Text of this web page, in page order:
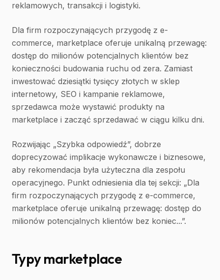
reklamowych, transakcji i logistyki.
Dla firm rozpoczynających przygodę z e-
commerce, marketplace oferuje unikalną przewagę:
dostęp do milionów potencjalnych klientów bez
konieczności budowania ruchu od zera. Zamiast
inwestować dziesiątki tysięcy złotych w sklep
internetowy, SEO i kampanie reklamowe,
sprzedawca może wystawić produkty na
marketplace i zacząć sprzedawać w ciągu kilku dni.
Rozwijając „Szybka odpowiedź”, dobrze
doprecyzować implikacje wykonawcze i biznesowe,
aby rekomendacja była użyteczna dla zespołu
operacyjnego. Punkt odniesienia dla tej sekcji: „Dla
firm rozpoczynających przygodę z e-commerce,
marketplace oferuje unikalną przewagę: dostęp do
milionów potencjalnych klientów bez koniec...”.
Typy marketplace